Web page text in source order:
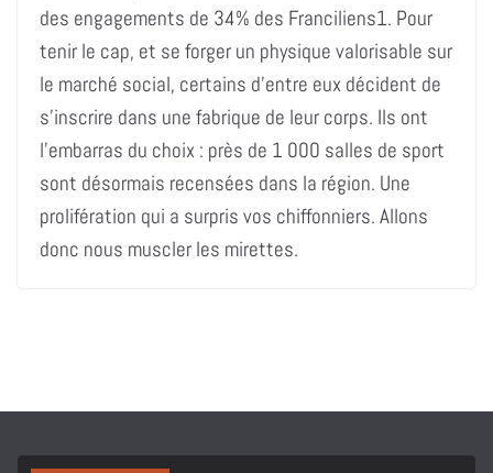
des engagements de 34% des Franciliens1. Pour
tenir le cap, et se forger un physique valorisable sur
le marché social, certains d’entre eux décident de
s’inscrire dans une fabrique de leur corps. Ils ont
l’embarras du choix : près de 1 000 salles de sport
sont désormais recensées dans la région. Une
prolifération qui a surpris vos chiffonniers. Allons
donc nous muscler les mirettes.